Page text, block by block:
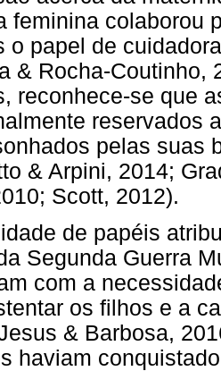
feminina colaborou
o papel de
& Rocha-Coutinho,
reconhece-se que
reservados
pelas suas
& Arpini, 2014;
Scott, 2012).
de papéis
Segunda Guerra
com a
os filhos e a
& Barbosa,
haviam